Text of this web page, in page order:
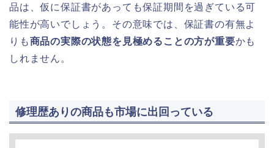
品は、仮に保証書があっても保証期間を過ぎている可
能性が高いでしょう。その意味では、保証書の有無よ
りも商品の実際の状態を見極めることの方が重要かも
しれません。
修理歴ありの商品も市場に出回っている